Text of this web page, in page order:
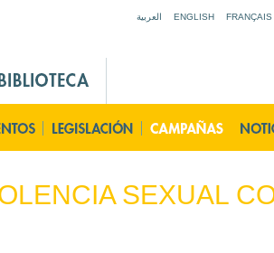
العربية ENGLISH FRANÇAIS
SEXUAL